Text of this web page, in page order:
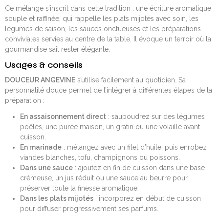
Ce mélange s’inscrit dans cette tradition : une écriture aromatique
souple et raffinée, qui rappelle les plats mijotés avec soin, les
légumes de saison, les sauces onctueuses et les préparations
conviviales servies au centre de la table. Il évoque un terroir où la
gourmandise sait rester élégante.
Usages & conseils
DOUCEUR ANGEVINE s’utilise facilement au quotidien. Sa
personnalité douce permet de l’intégrer à différentes étapes de la
préparation :
En assaisonnement direct: saupoudrez sur des légumes
poêlés, une purée maison, un gratin ou une volaille avant
cuisson.
En marinade: mélangez avec un filet d’huile, puis enrobez
viandes blanches, tofu, champignons ou poissons.
Dans une sauce: ajoutez en fin de cuisson dans une base
crémeuse, un jus réduit ou une sauce au beurre pour
préserver toute la finesse aromatique.
Dans les plats mijotés: incorporez en début de cuisson
pour diffuser progressivement ses parfums.